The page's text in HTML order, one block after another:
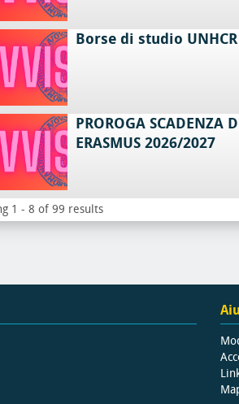
Borse di studio
PROROGA SCADENZA
ERASMUS 2026/2027
1 - 8 of 99 results